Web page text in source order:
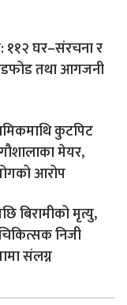
११२ घर–संरचना र
तथा आगजनी
कुटपिट
मेयर,
आरोप
बिरामीको मृत्यु,
निजी
संलग्न